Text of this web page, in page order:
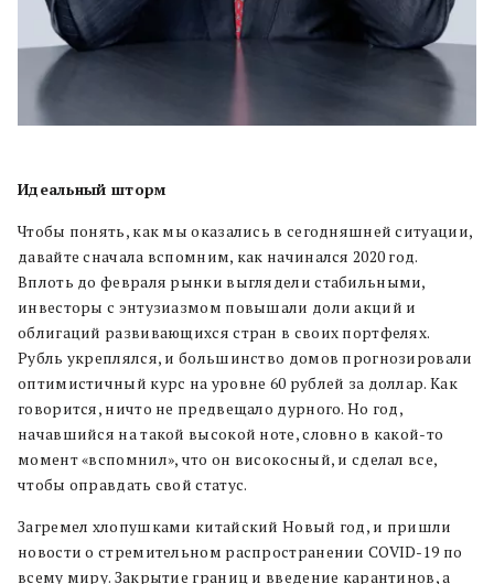
Идеальный шторм
Чтобы понять, как мы оказались в сегодняшней ситуации,
давайте сначала вспомним, как начинался 2020 год.
Вплоть до февраля рынки выглядели стабильными,
инвесторы с энтузиазмом повышали доли акций и
облигаций развивающихся стран в своих портфелях.
Рубль укреплялся, и большинство домов прогнозировали
оптимистичный курс на уровне 60 рублей за доллар. Как
говорится, ничто не предвещало дурного. Но год,
начавшийся на такой высокой ноте, словно в какой-то
момент «вспомнил», что он високосный, и сделал все,
чтобы оправдать свой статус.
Загремел хлопушками китайский Новый год, и пришли
новости о стремительном распространении COVID-19 по
всему миру. Закрытие границ и введение карантинов, а